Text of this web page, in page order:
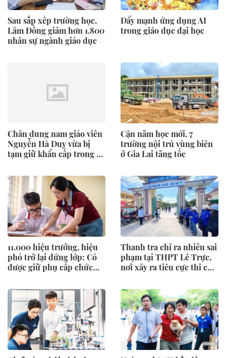
Sau sắp xếp trường học,
Lâm Đồng giảm hơn 1.800
nhân sự ngành giáo dục
Đẩy mạnh ứng dụng AI
trong giáo dục đại học
Chân dung nam giáo viên
Nguyễn Hà Duy vừa bị
tạm giữ khẩn cấp trong vụ
Quang
Cận năm học mới, 7
trường nội trú vùng biên
ở Gia Lai tăng tốc
11.000 hiệu trưởng, hiệu
phó trở lại đứng lớp: Có
được giữ phụ cấp chức
Thanh tra chỉ ra nhiều sai
phạm tại THPT Lê Trực,
nơi xảy ra tiêu cực thi cử